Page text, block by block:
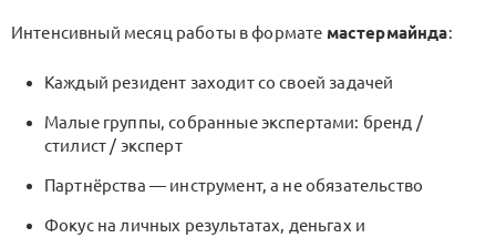
Интенсивный месяц работы в формате мастермайнда:
Каждый резидент заходит со своей задачей
Малые группы, собранные экспертами: бренд /
стилист / эксперт
Партнёрства — инструмент, а не обязательство
Фокус на личных результатах, деньгах и